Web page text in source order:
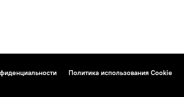
Политика использования Cookie